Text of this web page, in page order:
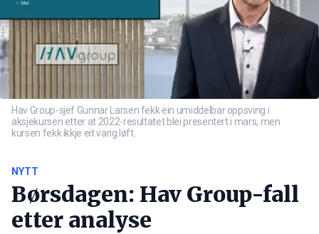
Hav Group-sjef Gunnar Larsen fekk ein umiddelbar oppsving i
aksjekursen etter at 2022-resultatet blei presentert i mars, men
kursen fekk ikkje eit varig løft.
NYTT
Børsdagen: Hav Group-fall
etter analyse